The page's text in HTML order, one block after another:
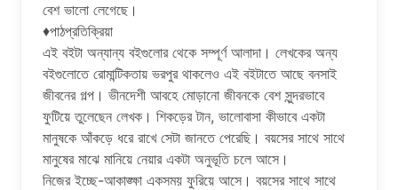
বেশ ভালো লেগেছে।
♦পাঠপ্রতিক্রিয়া
এই বইটা অন্যান্য বইগুলোর থেকে সম্পূর্ণ আলাদা। লেখকের অন্য
বইগুলোতে রোমান্টিকতায় ভরপুর থাকলেও এই বইটাতে আছে বনসাই
জীবনের গল্প। ভীনদেশী আবহে মোড়ানো জীবনকে বেশ সুন্দরভাবে
ফুটিয়ে তুলেছেন লেখক। শিকড়ের টান, ভালোবাসা কীভাবে একটা
মানুষকে আঁকড়ে ধরে রাখে সেটা জানতে পেরেছি। বয়সের সাথে সাথে
মানুষের মাঝে মানিয়ে নেয়ার একটা অনুভূতি চলে আসে।
নিজের ইচ্ছে-আকাঙ্ক্ষা একসময় ফুরিয়ে আসে। বয়সের সাথে সাথে